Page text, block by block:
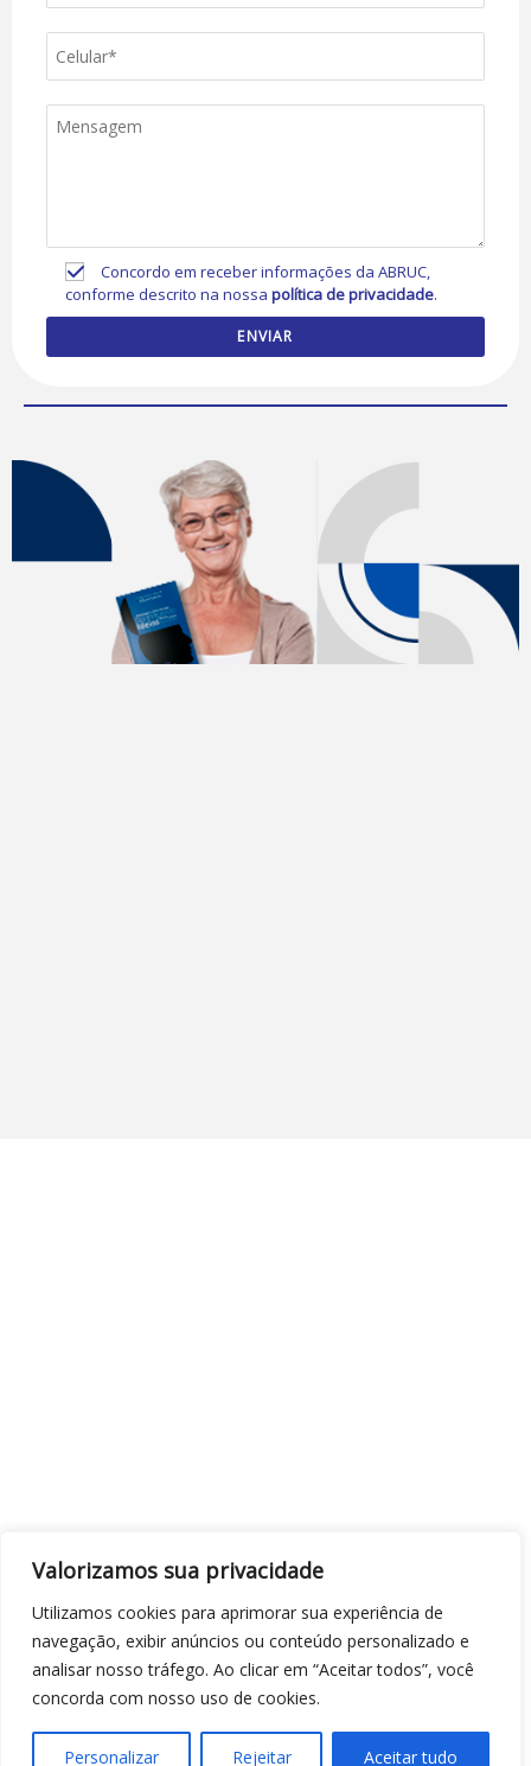
Valorizamos sua privacidade
Utilizamos cookies para aprimorar sua experiência de
navegação, exibir anúncios ou conteúdo personalizado e
analisar nosso tráfego. Ao clicar em “Aceitar todos”, você
concorda com nosso uso de cookies.
Personalizar Rejeitar Aceitar tudo
Concordo em receber informações da ABRUC,
conforme descrito na nossapolítica de privacidade.